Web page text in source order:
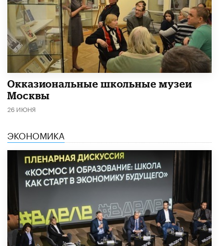
​Окказиональные школьные музеи
Москвы
26 ИЮНЯ
ЭКОНОМИКА